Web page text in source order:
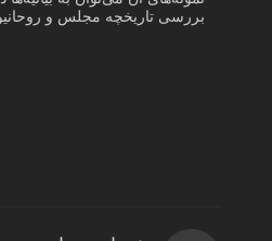
بررسی تاریخچه مجلس و